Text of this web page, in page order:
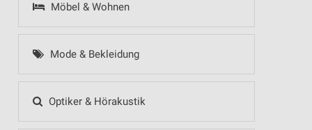
Möbel & Wohnen
Mode & Bekleidung
Optiker & Hörakustik